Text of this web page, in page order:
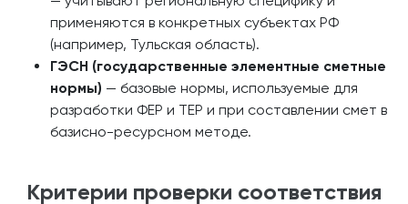
применяются в конкретных субъектах РФ
(например, Тульская область).
ГЭСН (государственные элементные сметные
нормы) — базовые нормы, используемые для
разработки ФЕР и ТЕР и при составлении смет в
базисно-ресурсном методе.
Критерии проверки соответствия